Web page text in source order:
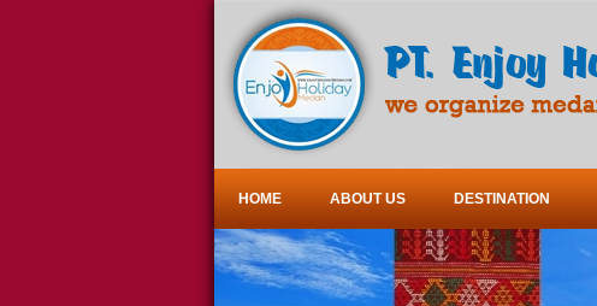
HOME ABOUT US DESTINATION